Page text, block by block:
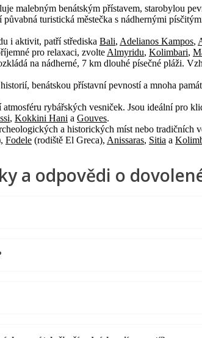
malebným benátským přístavem, starobylou
turistická městečka s nádhernými
i aktivit, patří střediska Bali, Adelianos Kampos,
pro relaxaci, zvolte Almyridu, Kolimbari,
na nádherné, 7 km dlouhé písečné pláži.
benátskou přístavní pevností a mnoha
atmosféru rybářských vesniček. Jsou ideální pro
, Kokkini Hani a Gouves.
a historických míst nebo tradičních
Fodele (rodiště El Greca), Anissaras, Sitia a
a odpovědi o